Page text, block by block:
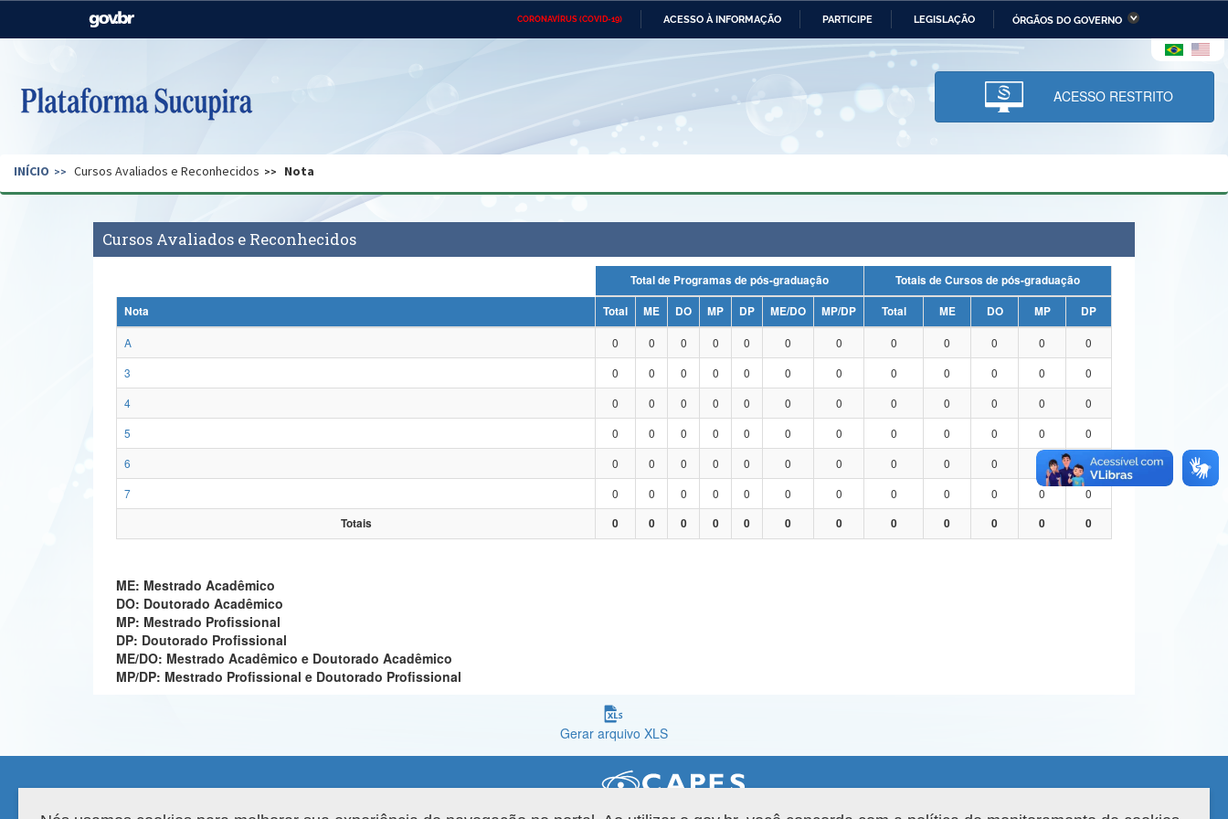
CORONAVÍRUS (COVID-19) ACESSO À INFORMAÇÃO PARTICIPE LEGISLAÇÃO ÓRGÃOS DO GOVERNO
Casa Civil Ministério das Relações Ministério da Economia Ministério da Infraestrutura
Pecuária e Abastecimento
Ministério da Ciência,
Tecnologia, Inovações e
Comunicações
Ministério do Desenvolvimento
Regional e dos Direitos Humanos
Secretaria de Governo Gabinete de Segurança Advocacia-Geral da União Banco Central do Brasil Planalto
ACESSO RESTRITO
INÍCIO Cursos Avaliados e Reconhecidos Nota
Cursos Avaliados e Reconhecidos
Total de Programas de pós-graduação
Totais de Cursos de pós-graduação
Nota
Total ME DO MP DP ME/DO MP/DP Total ME DO MP
DP
A
0 0 0 0 0 0 0 0 0 0 0
0
3
0 0 0 0 0 0 0 0 0 0 0
0
4
0 0 0 0 0 0 0 0 0 0 0
0
5
0 0 0 0 0 0 0 0 0 0 0
0
6
0 0 0 0 0 0 0 0 0 0
0
7
0 0 0 0 0 0 0 0 0 0 0
0
Totais
0 0 0 0 0 0 0 0 0 0 0 0
ME: Mestrado Acadêmico
DO: Doutorado Acadêmico
MP: Mestrado Profissional
DP: Doutorado Profissional
ME/DO: Mestrado Acadêmico e Doutorado Acadêmico
MP/DP: Mestrado Profissional e Doutorado Profissional
Gerar arquivo XLS